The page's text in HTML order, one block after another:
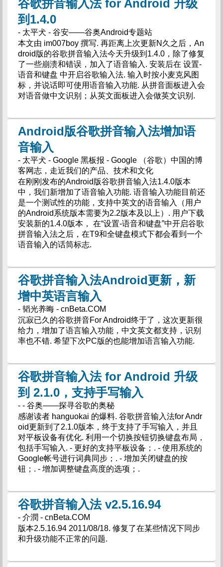
谷歌拼音输入法 for Android 升级
到1.4.0
- 太平犬 - 谷安——谷奥Android专题站
本文由 im007boy 撰写. 再距离上次更新N久之后，An
droid版的谷歌拼音输入法今天升级到1.4.0，除了修复
了一些崩溃和错误，加入了语音输入. 安装后在 设置-
语音和键盘 中开启谷歌输入法. 输入时按小麦克风图
标，并说话即可使用语音输入功能. 从拼音面板进入会
对语音做中文识别；从英文面板进入会做英文识别.
Android版谷歌拼音输入法增加语
音输入
- 太平犬 - Google 黑板报 - Google （谷歌）中国的博
客网志，走近我们的产品、技术和文化
在刚刚发布的Android版谷歌拼音输入法1.4.0版本
中，我们新增加了语音输入功能. 语音输入功能目前还
是一个测试性的功能，支持中英文的语音输入（用户
的Android系统版本需要为2.2版本及以上）. 用户下载
安装新的1.4.0版本， 在“设置-语音和键盘”中开启谷歌
拼音输入法之后，在T9和全键盘模式下都会看到一个
语音输入的话筒标志.
谷歌拼音输入法Android更新，新
增中英语言输入
- 韬光养晦 - cnBeta.COM
沉寂已久的谷歌拼音For Android终于了，这次更新很
给力，增加了语言输入功能，中文英文都支持，识别
率也不错. 希望下次PC版的也能增加语言输入功能.
谷歌拼音输入法 for Android 升级
到 2.1.0，支持手写输入
- - 谷奥——探寻谷歌的奥秘
感谢读者 hanguokai 的爆料. 谷歌拼音输入法for Andr
oid更新到了2.1.0版本，终于支持了手写输入，并且
对平板设备有优化. 利用一个切换按钮切换键盘布局，
包括手写输入. - 更好的支持平板设备；. - 使用系统的
Google帐号进行词典同步；. - 增加关闭键盘的按
钮；. - 增加调整键盘高度的选项；.
谷歌拼音输入法 v2.5.16.94
- 介潤 - cnBeta.COM
版本2.5.16.94 2011/08/18. 修复了在某些情况下同步
和升级功能不正常的问题.